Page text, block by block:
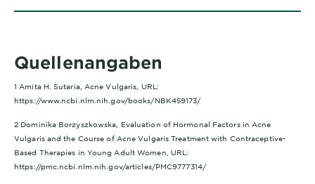
Quellenangaben
1 Amita H. Sutaria, Acne Vulgaris, URL:
https://www.ncbi.nlm.nih.gov/books/NBK459173/
2 Dominika Borzyszkowska, Evaluation of Hormonal Factors in Acne
Vulgaris and the Course of Acne Vulgaris Treatment with Contraceptive-
Based Therapies in Young Adult Women, URL:
https://pmc.ncbi.nlm.nih.gov/articles/PMC9777314/